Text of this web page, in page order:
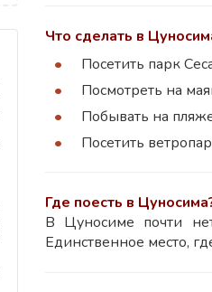
Что сделать в
Посетить парк
Посмотреть на
Побывать на
Посетить
Где поесть в
В Цуносиме почти
Единственное место,